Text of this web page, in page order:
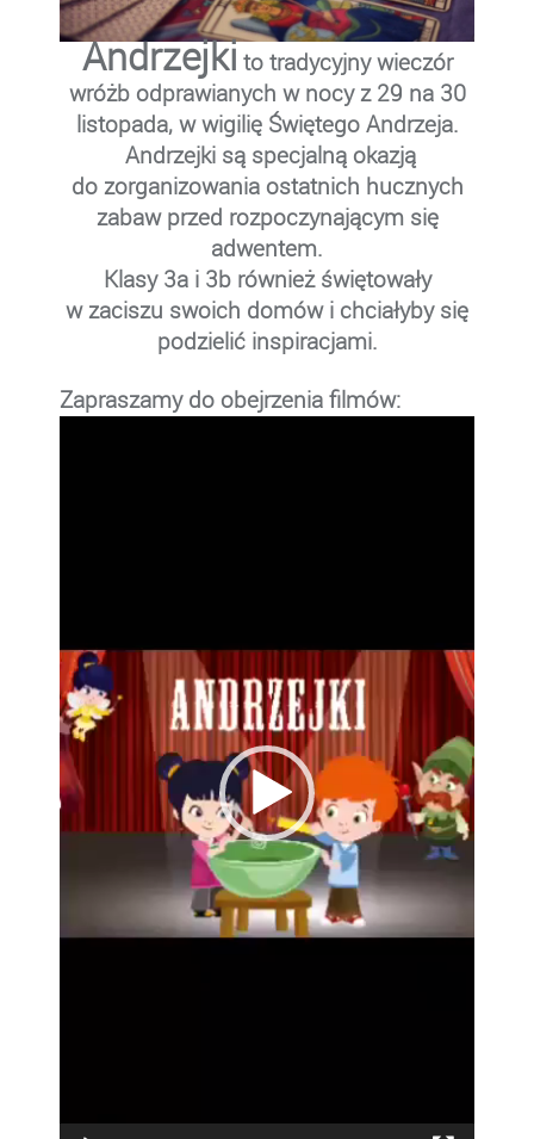
Andrzejki to tradycyjny wieczór
wróżb odprawianych w nocy z 29 na 30
listopada, w wigilię Świętego Andrzeja.
Andrzejki są specjalną okazją
do zorganizowania ostatnich hucznych
zabaw przed rozpoczynającym się
adwentem.
Klasy 3a i 3b również świętowały
w zaciszu swoich domów i chciałyby się
podzielić inspiracjami.
Zapraszamy do obejrzenia filmów: